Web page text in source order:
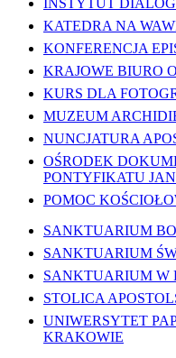
KATEDRA NA
KONFERENCJA
KRAJOWE BIURO
KURS DLA
MUZEUM
NUNCJATURA
OŚRODEK
PONTYFIKATU
POMOC
SANKTUARIUM
SANKTUARIUM
SANKTUARIUM W
STOLICA
UNIWERSYTET
KRAKOWIE